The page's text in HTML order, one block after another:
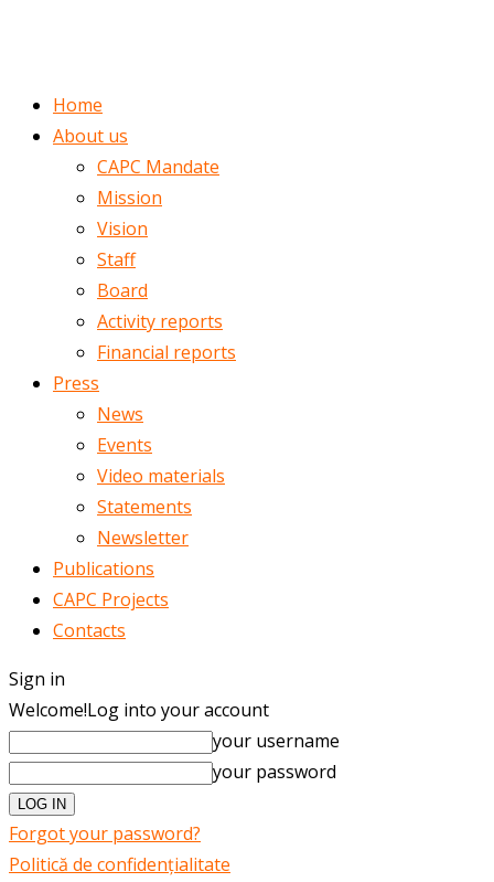
Home
About us
CAPC Mandate
Mission
Vision
Staff
Board
Activity reports
Financial reports
Press
News
Events
Video materials
Statements
Newsletter
Publications
CAPC Projects
Contacts
Sign in
Welcome!Log into your account
your username
your password
Forgot your password?
Politică de confidențialitate